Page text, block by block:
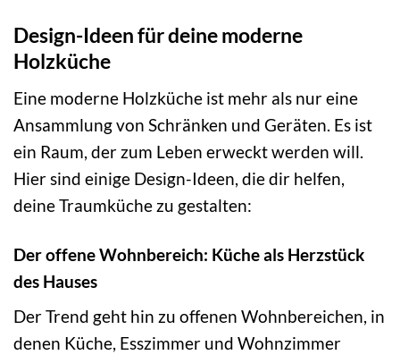
Design-Ideen für deine moderne
Holzküche
Eine moderne Holzküche ist mehr als nur eine
Ansammlung von Schränken und Geräten. Es ist
ein Raum, der zum Leben erweckt werden will.
Hier sind einige Design-Ideen, die dir helfen,
deine Traumküche zu gestalten:
Der offene Wohnbereich: Küche als Herzstück
des Hauses
Der Trend geht hin zu offenen Wohnbereichen, in
denen Küche, Esszimmer und Wohnzimmer